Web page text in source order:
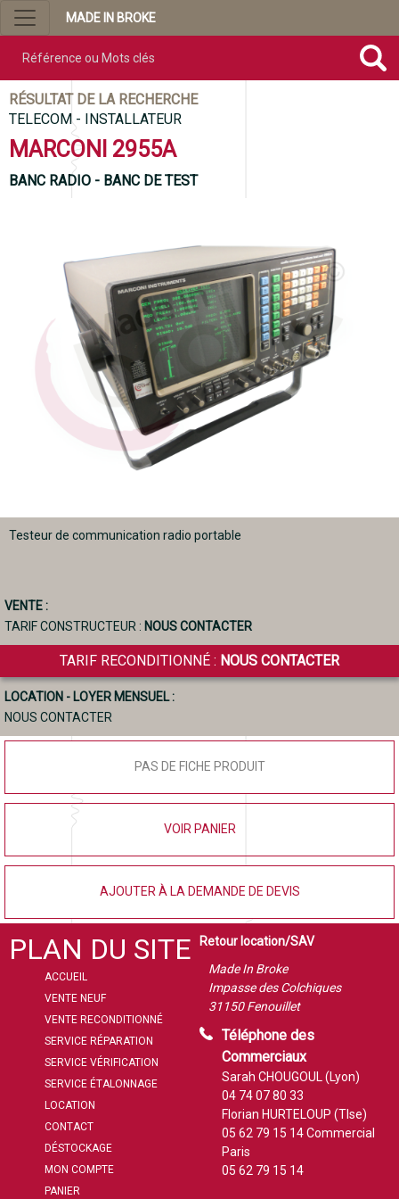
MADE IN BROKE
RÉSULTAT DE LA RECHERCHE
TELECOM - INSTALLATEUR
MARCONI 2955A
BANC RADIO - BANC DE TEST
Testeur de communication radio portable
VENTE :
TARIF CONSTRUCTEUR : NOUS CONTACTER
TARIF RECONDITIONNÉ : NOUS CONTACTER
LOCATION - LOYER MENSUEL :
NOUS CONTACTER
PAS DE FICHE PRODUIT
VOIR PANIER
AJOUTER À LA DEMANDE DE DEVIS
PLAN DU SITE
ACCUEIL
VENTE NEUF
VENTE RECONDITIONNÉ
SERVICE RÉPARATION
SERVICE VÉRIFICATION
SERVICE ÉTALONNAGE
LOCATION
CONTACT
DÉSTOCKAGE
MON COMPTE
PANIER
Retour location/SAV
Made In Broke
Impasse des Colchiques
31150 Fenouillet
Téléphone des
Commerciaux
Sarah CHOUGOUL (Lyon)
04 74 07 80 33
Florian HURTELOUP (Tlse)
05 62 79 15 14Commercial
Paris
05 62 79 15 14